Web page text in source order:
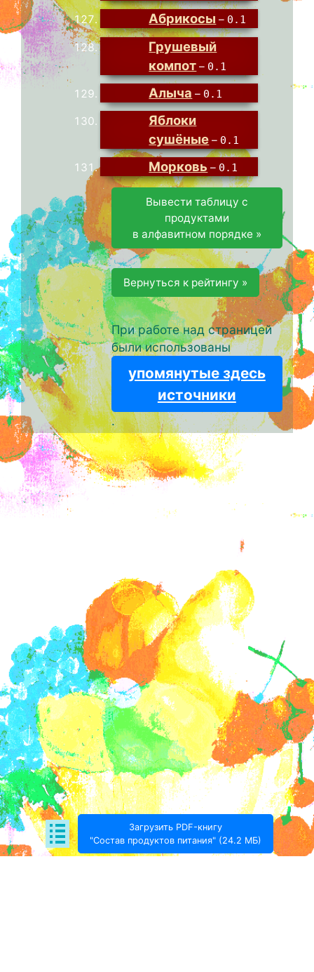
Абрикосы – 0.1
Грушевый
компот – 0.1
Алыча – 0.1
Яблоки
сушёные – 0.1
Морковь – 0.1
Вывести таблицу с
продуктами
в алфавитном порядке »
Вернуться к рейтингу »
При работе над страницей
были использованы
упомянутые здесь
источники
.
Загрузить PDF-книгу
"Состав продуктов питания" (24.2 МБ)